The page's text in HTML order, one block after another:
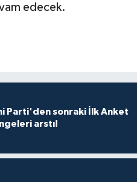
edecek.
Parti'den sonraki İlk Anket
arstı!